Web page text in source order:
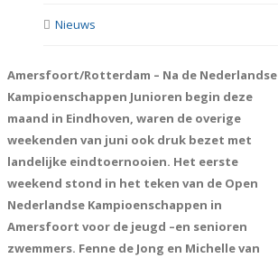
Nieuws
Amersfoort/Rotterdam – Na de Nederlandse
Kampioenschappen Junioren begin deze
maand in Eindhoven, waren de overige
weekenden van juni ook druk bezet met
landelijke eindtoernooien. Het eerste
weekend stond in het teken van de Open
Nederlandse Kampioenschappen in
Amersfoort voor de jeugd –en senioren
zwemmers. Fenne de Jong en Michelle van